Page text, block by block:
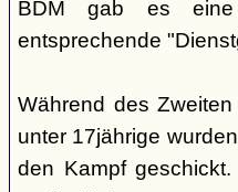
BDM gab es eine
entsprechende
Während des
unter 17jährige
den Kampf